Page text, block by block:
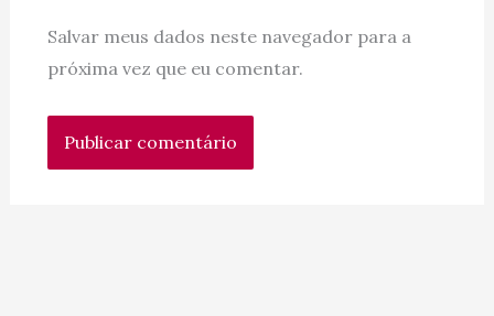
Salvar meus dados neste navegador para a
próxima vez que eu comentar.